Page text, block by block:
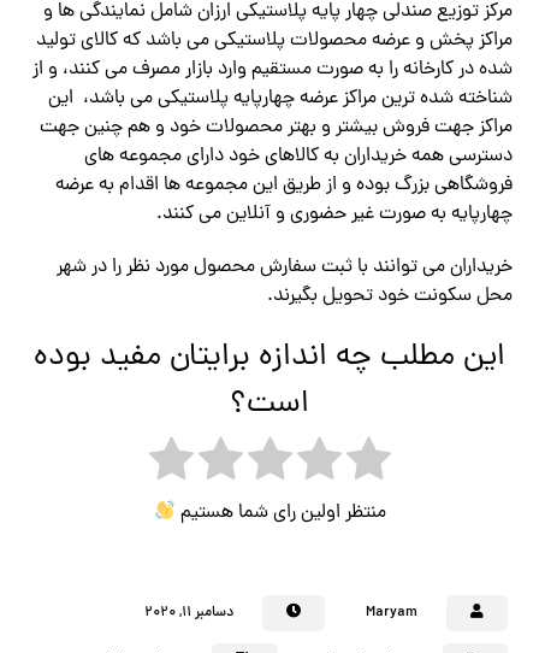
مرکز توزیع صندلی چهار پایه پلاستیکی ارزان شامل نمایندگی ها و
مراکز پخش و عرضه محصولات پلاستیکی می باشد که کالای تولید
شده در کارخانه را به صورت مستقیم وارد بازار مصرف می کنند، و از
شناخته شده ترین مراکز عرضه چهارپایه پلاستیکی می باشد، این
مراکز جهت فروش بیشتر و بهتر محصولات خود و هم چنین جهت
دسترسی همه خریداران به کالاهای خود دارای مجموعه های
فروشگاهی بزرگ بوده و از طریق این مجموعه ها اقدام به عرضه
چهارپایه به صورت غیر حضوری و آنلاین می کنند.
خریداران می توانند با ثبت سفارش محصول مورد نظر را در شهر
محل سکونت خود تحویل بگیرند.
این مطلب چه اندازه برایتان مفید بوده
است؟
منتظر اولین رای شما هستیم
Maryam دسامبر ۱۱, ۲۰۲۰